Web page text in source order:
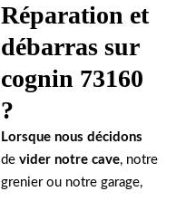
Réparation et
débarras sur
cognin 73160
?
Lorsque nous décidons
de vider notre cave, notre
grenier ou notre garage,